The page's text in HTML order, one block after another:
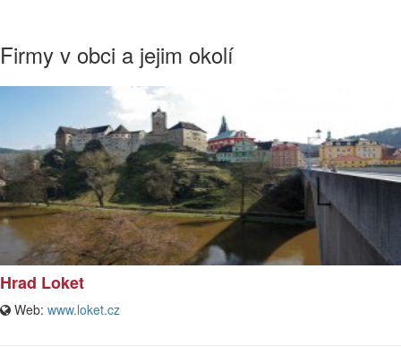
Firmy v obci a jejim okolí
Hrad Loket
Web: www.loket.cz